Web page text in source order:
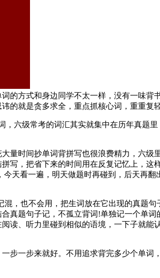
的方式和身边同学不太一样，没有一味
就是贪多求全，重点抓核心词，重重复
六级常考的词汇其实就集中在历年真题
量时间抄单词背拼写也很浪费精力，六
写，把省下来的时间用在反复记忆上，这
天看一遍，明天做题时再碰到，后天再
，也不会用，把生词放在它出现的真题
真题句子记，不孤立背词!单独记一个单
读、听力里碰到相似的语境，一下子就能
步一步来就好。不用追求背完多少个单